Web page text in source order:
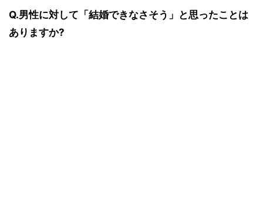
Q.男性に対して「結婚できなさそう」と思ったことは
ありますか?